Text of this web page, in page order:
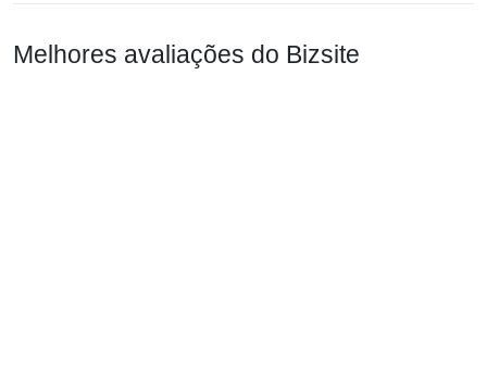
Melhores avaliações do Bizsite